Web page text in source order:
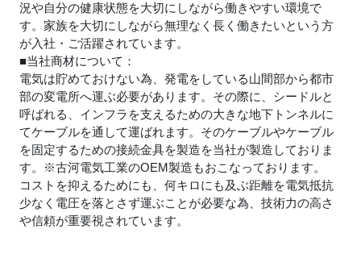
況や自分の健康状態を大切にしながら働きやすい環境で
す。家族を大切にしながら無理なく長く働きたいという方
が入社・ご活躍されています。
■当社商材について：
電気は貯めておけない為、発電をしている山間部から都市
部の変電所へ運ぶ必要があります。その際に、シードルと
呼ばれる、インフラを支えるための大きな地下トンネルに
てケーブルを通して運ばれます。そのケーブルやケーブル
を固定するための接続金具を製造を当社が製造しておりま
す。※古河電気工業のOEM製造もおこなっております。
コストを抑えるためにも、何キロにも及ぶ距離を電気抵抗
少なく電圧を落とさず運ぶことが必要な為、技術力の高さ
や信頼が重要視されています。